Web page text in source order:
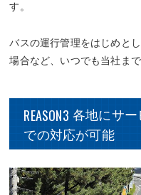
す。
バスの運行管理をはじめと
場合など、いつでも当社ま
REASON3 各地にサー
での対応が可能